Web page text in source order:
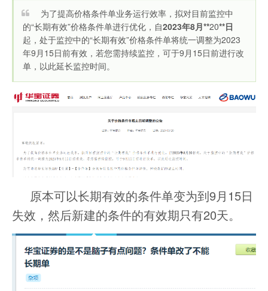
为了提高价格条件单业务运行效率，拟对目前监控中
的“长期有效”价格条件单进行优化，自2023年8月**20**日
起，处于监控中的“长期有效”价格条件单将统一调整为2023
年9月15日前有效，若您需持续监控，可于9月15日前进行改
单，以此延长监控时间。
原本可以长期有效的条件单变为到9月15日
失效，然后新建的条件的有效期只有20天。